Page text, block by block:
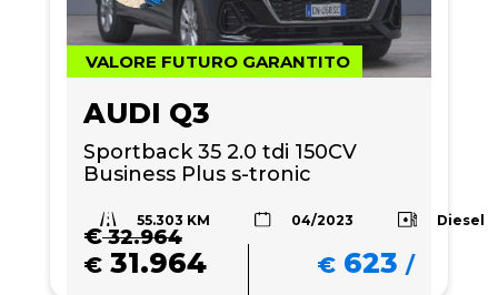
VALORE FUTURO GARANTITO
AUDI Q3
Sportback 35 2.0 tdi 150CV
Business Plus s-tronic
55.303 KM 04/2023 Diesel
€32.964
€ 31.964 € 623 /